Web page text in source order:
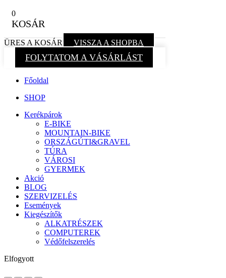
0
KOSÁR
ÜRES A KOSÁR VISSZA A SHOPBA
FOLYTATOM A VÁSÁRLÁST
Főoldal
SHOP
Kerékpárok
E-BIKE
MOUNTAIN-BIKE
ORSZÁGÚTI&GRAVEL
TÚRA
VÁROSI
GYERMEK
Akció
BLOG
SZERVIZELÉS
Események
Kiegészítők
ALKATRÉSZEK
COMPUTEREK
Védőfelszerelés
Elfogyott